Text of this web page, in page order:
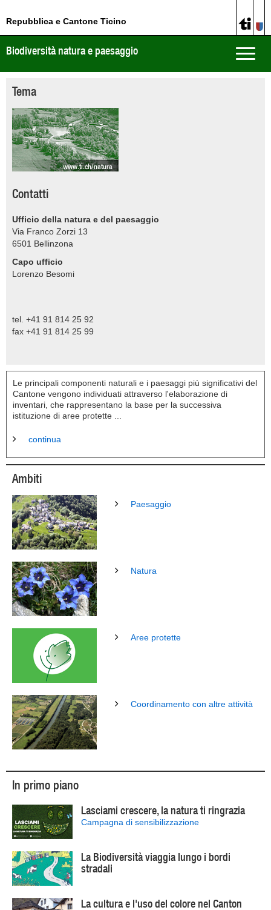
Repubblica e Cantone Ticino
Toggle
Biodiversità natura e paesaggio
Tema
www.ti.ch/natura
Contatti
Ufficio della natura e del paesaggio
Via Franco Zorzi 13
6501 Bellinzona
Capo ufficio
Lorenzo Besomi
tel. +41 91 814 25 92
fax +41 91 814 25 99
Le principali componenti naturali e i paesaggi più significativi del
Cantone vengono individuati attraverso l'elaborazione di
inventari, che rappresentano la base per la successiva
istituzione di aree protette ...
continua
Ambiti
Paesaggio
Natura
Aree protette
Coordinamento con altre attività
In primo piano
Lasciami crescere, la natura ti ringrazia
Campagna di sensibilizzazione
La Biodiversità viaggia lungo i bordi
stradali
La cultura e l'uso del colore nel Canton